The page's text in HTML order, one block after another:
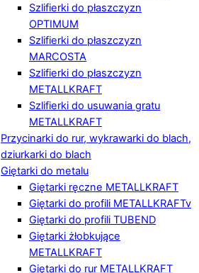
Szlifierki do płaszczyzn
OPTIMUM
Szlifierki do płaszczyzn
MARCOSTA
Szlifierki do płaszczyzn
METALLKRAFT
Szlifierki do usuwania gratu
METALLKRAFT
Przycinarki do rur, wykrawarki do blach,
dziurkarki do blach
Giętarki do metalu
Giętarki ręczne METALLKRAFT
Giętarki do profili METALLKRAFTv
Giętarki do profili TUBEND
Giętarki żłobkujące
METALLKRAFT
Giętarki do rur METALLKRAFT